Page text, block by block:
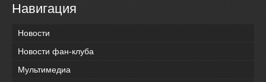
Навигация
Новости
Новости фан-клуба
Мультимедиа